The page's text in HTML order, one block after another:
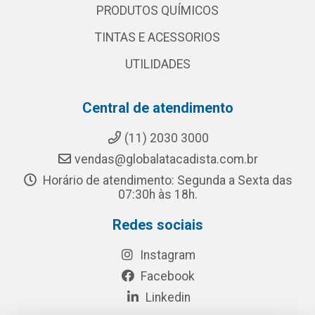
PRODUTOS QUÍMICOS
TINTAS E ACESSORIOS
UTILIDADES
Central de atendimento
(11) 2030 3000
vendas@globalatacadista.com.br
Horário de atendimento: Segunda a Sexta das
07:30h às 18h.
Redes sociais
Instagram
Facebook
Linkedin